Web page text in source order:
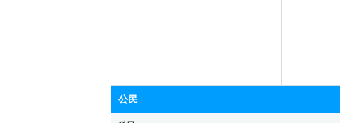
公民